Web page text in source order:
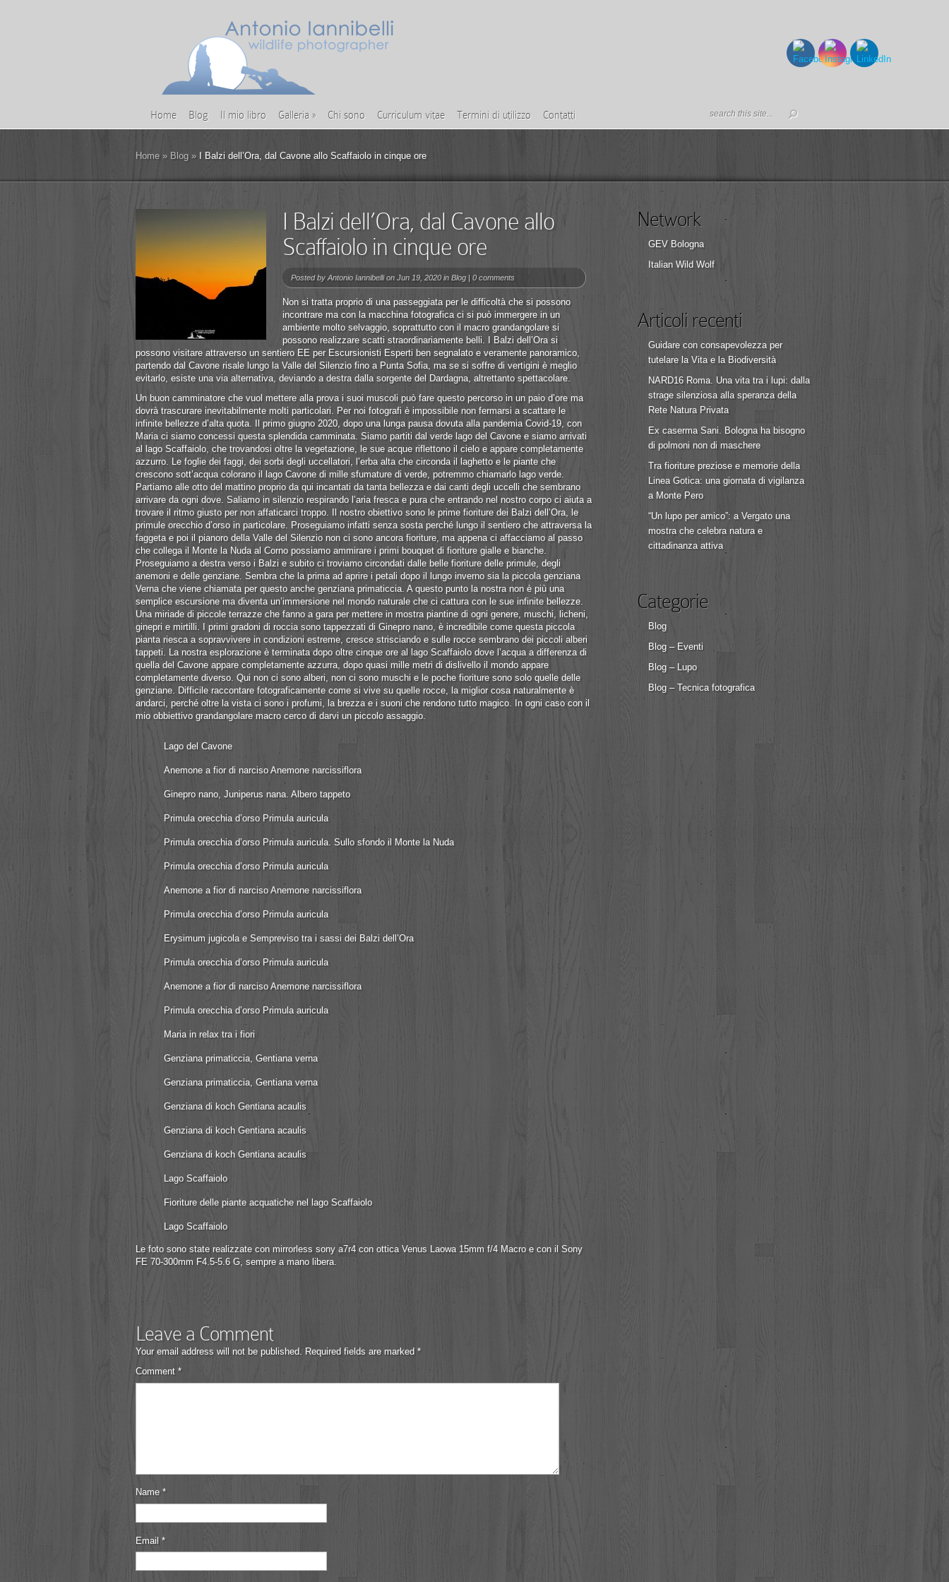
Home Blog Il mio libro Galleria » Chi sono Curriculum vitae Termini di utilizzo Contatti
Home » Blog » I Balzi dell’Ora, dal Cavone allo Scaffaiolo in cinque ore
I Balzi dell’Ora, dal Cavone allo
Scaffaiolo in cinque ore
Posted by Antonio Iannibellion Jun 19, 2020 in Blog | 0 comments
Non si tratta proprio di una passeggiata per le difficoltà che si possono
incontrare ma con la macchina fotografica ci si può immergere in un
ambiente molto selvaggio, soprattutto con il macro grandangolare si
possono realizzare scatti straordinariamente belli. I Balzi dell’Ora si
possono visitare attraverso un sentiero EE per Escursionisti Esperti ben segnalato e veramente panoramico,
partendo dal Cavone risale lungo la Valle del Silenzio fino a Punta Sofia, ma se si soffre di vertigini è meglio
evitarlo, esiste una via alternativa, deviando a destra dalla sorgente del Dardagna, altrettanto spettacolare.
Un buon camminatore che vuol mettere alla prova i suoi muscoli può fare questo percorso in un paio d’ore ma
dovrà trascurare inevitabilmente molti particolari. Per noi fotografi è impossibile non fermarsi a scattare le
infinite bellezze d’alta quota. Il primo giugno 2020, dopo una lunga pausa dovuta alla pandemia Covid-19, con
Maria ci siamo concessi questa splendida camminata. Siamo partiti dal verde lago del Cavone e siamo arrivati
al lago Scaffaiolo, che trovandosi oltre la vegetazione, le sue acque riflettono il cielo e appare completamente
azzurro. Le foglie dei faggi, dei sorbi degli uccellatori, l’erba alta che circonda il laghetto e le piante che
crescono sott’acqua colorano il lago Cavone di mille sfumature di verde, potremmo chiamarlo lago verde.
Partiamo alle otto del mattino proprio da qui incantati da tanta bellezza e dai canti degli uccelli che sembrano
arrivare da ogni dove. Saliamo in silenzio respirando l’aria fresca e pura che entrando nel nostro corpo ci aiuta a
trovare il ritmo giusto per non affaticarci troppo. Il nostro obiettivo sono le prime fioriture dei Balzi dell’Ora, le
primule orecchio d’orso in particolare. Proseguiamo infatti senza sosta perché lungo il sentiero che attraversa la
faggeta e poi il pianoro della Valle del Silenzio non ci sono ancora fioriture, ma appena ci affacciamo al passo
che collega il Monte la Nuda al Corno possiamo ammirare i primi bouquet di fioriture gialle e bianche.
Proseguiamo a destra verso i Balzi e subito ci troviamo circondati dalle belle fioriture delle primule, degli
anemoni e delle genziane. Sembra che la prima ad aprire i petali dopo il lungo inverno sia la piccola genziana
Verna che viene chiamata per questo anche genziana primaticcia. A questo punto la nostra non è più una
semplice escursione ma diventa un’immersione nel mondo naturale che ci cattura con le sue infinite bellezze.
Una miriade di piccole terrazze che fanno a gara per mettere in mostra piantine di ogni genere, muschi, licheni,
ginepri e mirtilli. I primi gradoni di roccia sono tappezzati di Ginepro nano, è incredibile come questa piccola
pianta riesca a sopravvivere in condizioni estreme, cresce strisciando e sulle rocce sembrano dei piccoli alberi
tappeti. La nostra esplorazione è terminata dopo oltre cinque ore al lago Scaffaiolo dove l’acqua a differenza di
quella del Cavone appare completamente azzurra, dopo quasi mille metri di dislivello il mondo appare
completamente diverso. Qui non ci sono alberi, non ci sono muschi e le poche fioriture sono solo quelle delle
genziane. Difficile raccontare fotograficamente come si vive su quelle rocce, la miglior cosa naturalmente è
andarci, perché oltre la vista ci sono i profumi, la brezza e i suoni che rendono tutto magico. In ogni caso con il
mio obbiettivo grandangolare macro cerco di darvi un piccolo assaggio.
Lago del Cavone
Anemone a fior di narciso Anemone narcissiflora
Ginepro nano, Juniperus nana. Albero tappeto
Primula orecchia d’orso Primula auricula
Primula orecchia d’orso Primula auricula. Sullo sfondo il Monte la Nuda
Primula orecchia d’orso Primula auricula
Anemone a fior di narciso Anemone narcissiflora
Primula orecchia d’orso Primula auricula
Erysimum jugicola e Sempreviso tra i sassi dei Balzi dell’Ora
Primula orecchia d’orso Primula auricula
Anemone a fior di narciso Anemone narcissiflora
Primula orecchia d’orso Primula auricula
Maria in relax tra i fiori
Genziana primaticcia, Gentiana verna
Genziana primaticcia, Gentiana verna
Genziana di koch Gentiana acaulis
Genziana di koch Gentiana acaulis
Genziana di koch Gentiana acaulis
Lago Scaffaiolo
Fioriture delle piante acquatiche nel lago Scaffaiolo
Lago Scaffaiolo
Le foto sono state realizzate con mirrorless sony a7r4 con ottica Venus Laowa 15mm f/4 Macro e con il Sony
FE 70-300mm F4.5-5.6 G, sempre a mano libera.
Leave a Comment
Your email address will not be published. Required fields are marked *
Comment *
Name *
Email *
Network
GEV Bologna
Italian Wild Wolf
Articoli recenti
Guidare con consapevolezza per
tutelare la Vita e la Biodiversità
NARD16 Roma. Una vita tra i lupi: dalla
strage silenziosa alla speranza della
Rete Natura Privata
Ex caserma Sani. Bologna ha bisogno
di polmoni non di maschere
Tra fioriture preziose e memorie della
Linea Gotica: una giornata di vigilanza
a Monte Pero
“Un lupo per amico”: a Vergato una
mostra che celebra natura e
cittadinanza attiva
Categorie
Blog
Blog – Eventi
Blog – Lupo
Blog – Tecnica fotografica